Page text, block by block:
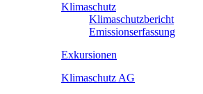
Klimaschutz
Klimaschutzbericht
Emissionserfassung
Exkursionen
Klimaschutz AG